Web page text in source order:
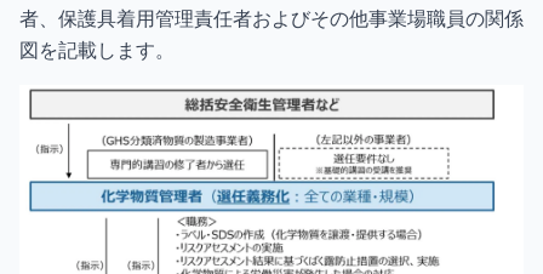
者、保護具着用管理責任者およびその他事業場職員の関係
図を記載します。